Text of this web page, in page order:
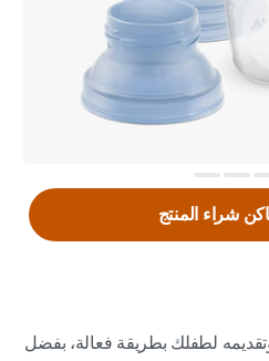
لطفلك بطريقة فعالة، بفضل
شراء المنتج